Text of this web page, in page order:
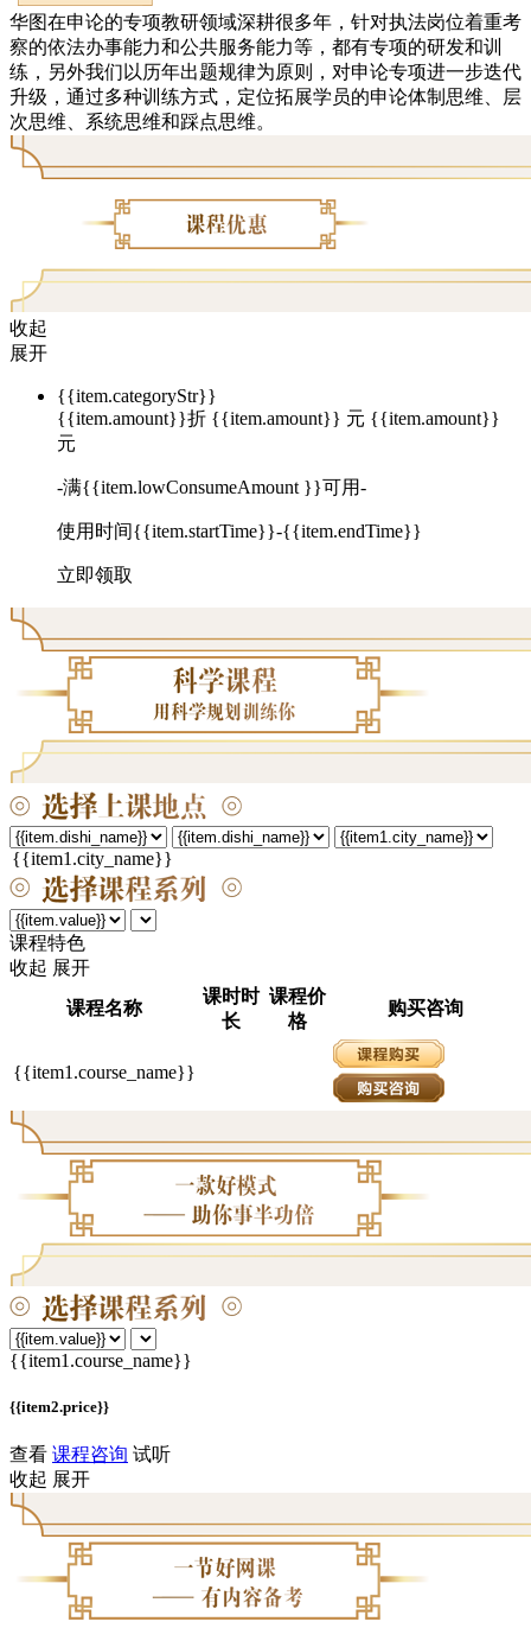
华图在申论的专项教研领域深耕很多年，针对执法岗位着重考
察的依法办事能力和公共服务能力等，都有专项的研发和训
练，另外我们以历年出题规律为原则，对申论专项进一步迭代
升级，通过多种训练方式，定位拓展学员的申论体制思维、层
次思维、系统思维和踩点思维。
收起
展开
{{item.categoryStr}}
{{item.amount}}折 {{item.amount}} 元 {{item.amount}}
元
-满{{item.lowConsumeAmount }}可用-
使用时间{{item.startTime}}-{{item.endTime}}
立即领取
课程特色
收起 展开
课程名称
课时时
长
课程价
格
购买咨询
{{item1.course_name}}
{{item1.course_name}}
{{item2.price}}
查看 课程咨询 试听
收起 展开